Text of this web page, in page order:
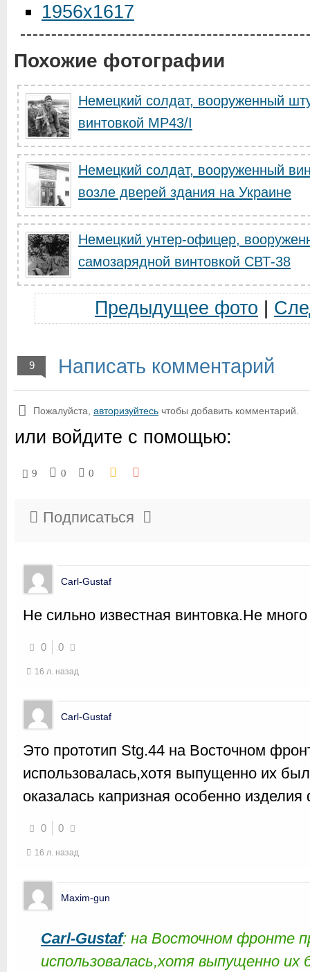
1956x1617
Похожие фотографии
Немецкий солдат, вооруженный
винтовкой MP43/I
Немецкий солдат, вооруженный
возле дверей здания на Украине
Немецкий унтер-офицер,
самозарядной винтовкой СВТ-38
Предыдущее фото
9 Написать комментарий
Пожалуйста, авторизуйтесь чтобы добавить комментарий.
или войдите с помощью:
9 0 0
Подписаться
Carl-Gustaf
Не сильно известная винтовка.Не
0 0
16 л. назад
Carl-Gustaf
Это прототип Stg.44 на Восточном
использовалась,хотя выпущенно их
оказалась капризная особенно
0 0
16 л. назад
Maxim-gun
Carl-Gustaf: на Восточном фронте
использовалась,хотя выпущенно